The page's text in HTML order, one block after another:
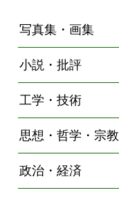
写真集・画集
小説・批評
工学・技術
思想・哲学・宗教
政治・経済